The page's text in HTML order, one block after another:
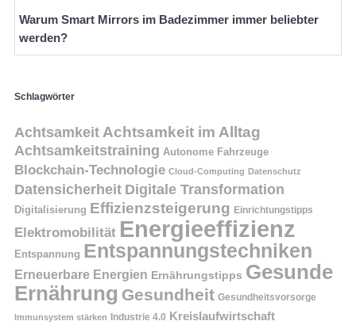
Warum Smart Mirrors im Badezimmer immer beliebter
werden?
Schlagwörter
Achtsamkeit Achtsamkeit im Alltag
Achtsamkeitstraining Autonome Fahrzeuge
Blockchain-Technologie Cloud-Computing Datenschutz
Datensicherheit Digitale Transformation
Digitalisierung Effizienzsteigerung Einrichtungstipps
Elektromobilität Energieeffizienz
Entspannung Entspannungstechniken
Erneuerbare Energien Ernährungstipps Gesunde
Ernährung Gesundheit Gesundheitsvorsorge
Immunsystem stärken Industrie 4.0 Kreislaufwirtschaft